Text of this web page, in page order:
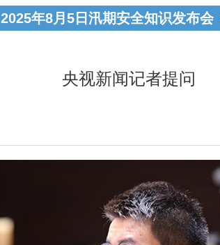
2025年8月5日汛期安全知识发布会
央视新闻记者提问